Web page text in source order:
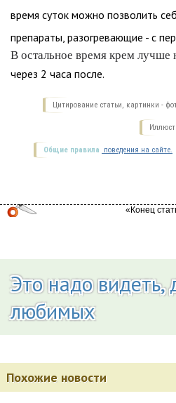
время суток можно позволить
препараты, разогревающие - с
В остальное время крем лучше
через 2 часа после.
Цитирование статьи, картинки -
Общие правила поведения на сайте.
Это надо видеть,
любимых
Похожие новости